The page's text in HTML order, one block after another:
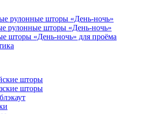
рулонные шторы «День-ночь»
рулонные шторы «День-ночь»
шторы «День-ночь» для проёма
шторы
шторы